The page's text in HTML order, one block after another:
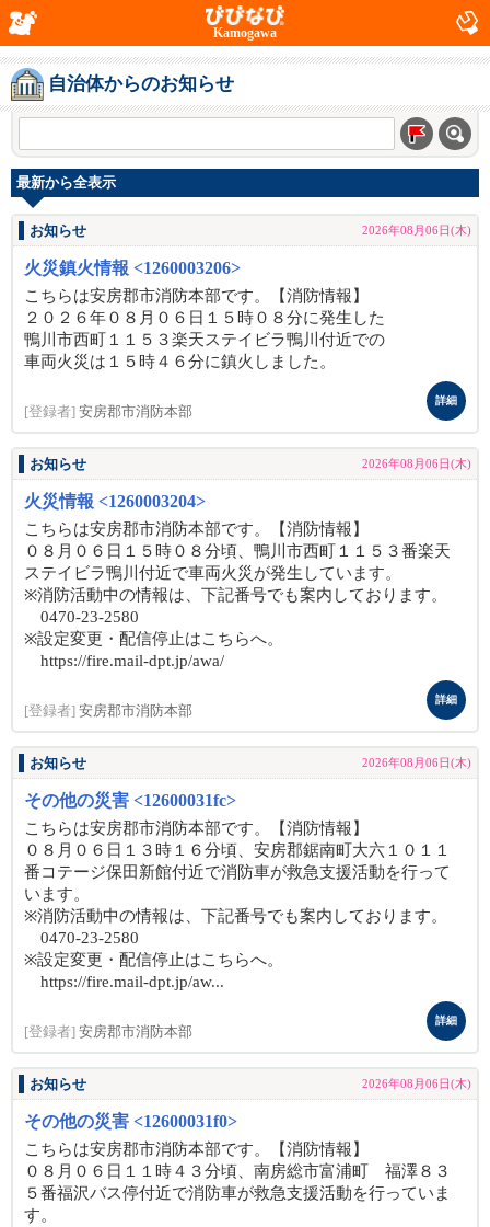
Kamogawa
自治体からのお知らせ
最新から全表示
お知らせ 2026年08月06日(木)
火災鎮火情報 <1260003206>
こちらは安房郡市消防本部です。【消防情報】
２０２６年０８月０６日１５時０８分に発生した
鴨川市西町１１５３楽天ステイビラ鴨川付近での
車両火災は１５時４６分に鎮火しました。
[登録者] 安房郡市消防本部
詳細
お知らせ 2026年08月06日(木)
火災情報 <1260003204>
こちらは安房郡市消防本部です。【消防情報】
０８月０６日１５時０８分頃、鴨川市西町１１５３番楽天
ステイビラ鴨川付近で車両火災が発生しています。
※消防活動中の情報は、下記番号でも案内しております。
0470-23-2580
※設定変更・配信停止はこちらへ。
https://fire.mail-dpt.jp/awa/
[登録者] 安房郡市消防本部
詳細
お知らせ 2026年08月06日(木)
その他の災害 <12600031fc>
こちらは安房郡市消防本部です。【消防情報】
０８月０６日１３時１６分頃、安房郡鋸南町大六１０１１
番コテージ保田新館付近で消防車が救急支援活動を行って
います。
※消防活動中の情報は、下記番号でも案内しております。
0470-23-2580
※設定変更・配信停止はこちらへ。
https://fire.mail-dpt.jp/aw...
[登録者] 安房郡市消防本部
詳細
お知らせ 2026年08月06日(木)
その他の災害 <12600031f0>
こちらは安房郡市消防本部です。【消防情報】
０８月０６日１１時４３分頃、南房総市富浦町 福澤８３
５番福沢バス停付近で消防車が救急支援活動を行っていま
す。